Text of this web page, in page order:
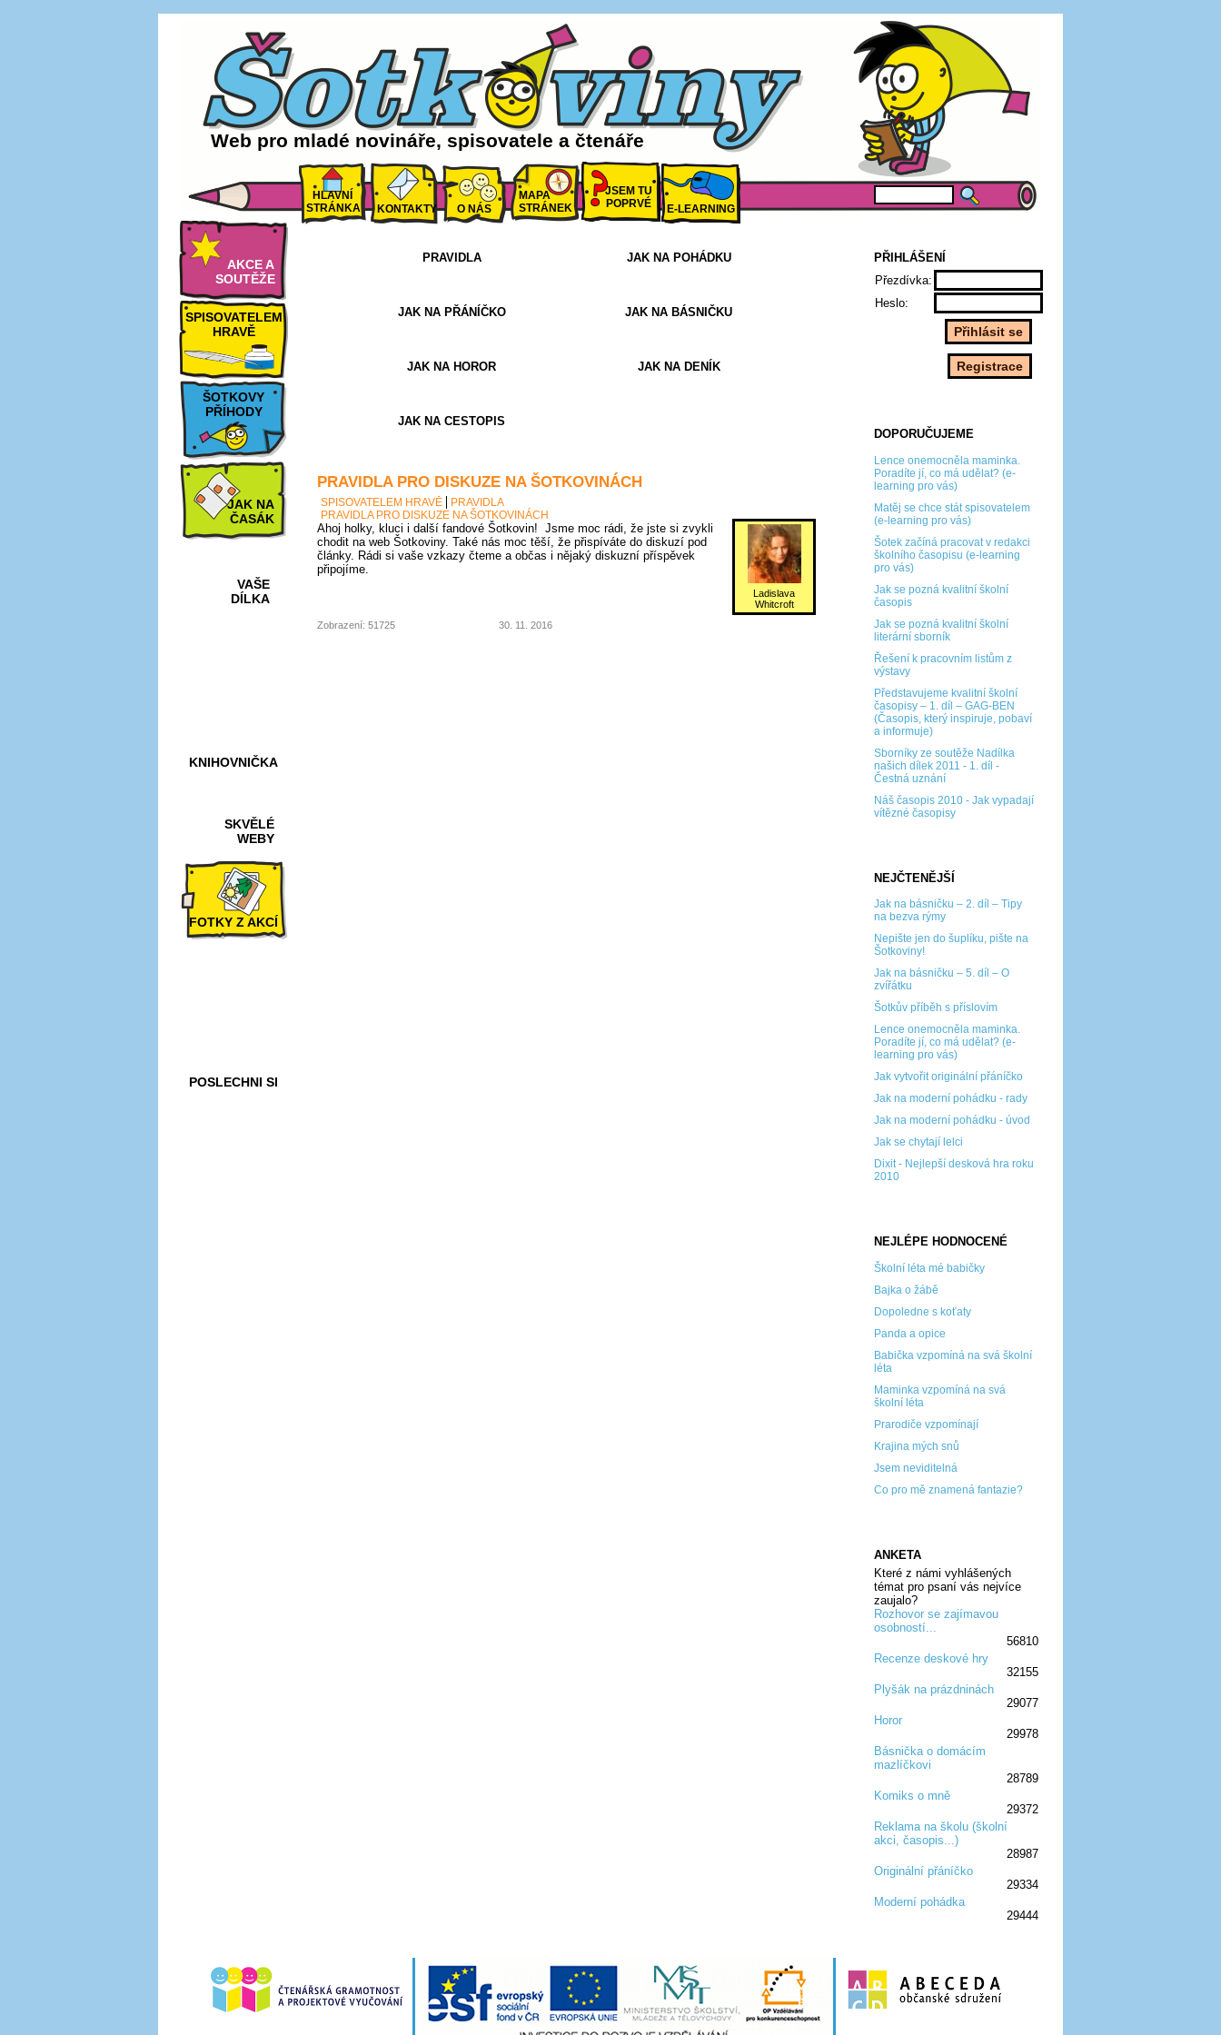
Web pro mladé novináře, spisovatele a čtenáře
HLAVNÍ
STRÁNKA
KONTAKTY O NÁS
MAPA
STRÁNEK
JSEM TU
POPRVÉ
E-LEARNING
AKCE A
SOUTĚŽE
SPISOVATELEM
HRAVĚ
ŠOTKOVY
PŘÍHODY
JAK NA
ČASÁK
VAŠE
DÍLKA
KNIHOVNIČKA
SKVĚLÉ
WEBY
FOTKY Z AKCÍ
POSLECHNI SI
PŘIHLÁŠENÍ
Přezdívka:
Heslo:
DOPORUČUJEME
Lence onemocněla maminka.
Poradíte jí, co má udělat? (e-
learning pro vás)
Matěj se chce stát spisovatelem
(e-learning pro vás)
Šotek začíná pracovat v redakci
školního časopisu (e-learning
pro vás)
Jak se pozná kvalitní školní
časopis
Jak se pozná kvalitní školní
literární sborník
Řešení k pracovním listům z
výstavy
Představujeme kvalitní školní
časopisy – 1. díl – GAG-BEN
(Časopis, který inspiruje, pobaví
a informuje)
Sborníky ze soutěže Nadílka
našich dílek 2011 - 1. díl -
Čestná uznání
Náš časopis 2010 - Jak vypadají
vítězné časopisy
NEJČTENĚJŠÍ
Jak na básničku – 2. díl – Tipy
na bezva rýmy
Nepište jen do šuplíku, pište na
Šotkoviny!
Jak na básničku – 5. díl – O
zvířátku
Šotkův příběh s příslovím
Lence onemocněla maminka.
Poradíte jí, co má udělat? (e-
learning pro vás)
Jak vytvořit originální přáníčko
Jak na moderní pohádku - rady
Jak na moderní pohádku - úvod
Jak se chytají lelci
Dixit - Nejlepší desková hra roku
2010
NEJLÉPE HODNOCENÉ
Školní léta mé babičky
Bajka o žábě
Dopoledne s koťaty
Panda a opice
Babička vzpomíná na svá školní
léta
Maminka vzpomíná na svá
školní léta
Prarodiče vzpomínají
Krajina mých snů
Jsem neviditelná
Co pro mě znamená fantazie?
ANKETA
Které z námi vyhlášených
témat pro psaní vás nejvíce
zaujalo?
Rozhovor se zajímavou
osobností...
56810
Recenze deskové hry
32155
Plyšák na prázdninách
29077
Horor
29978
Básnička o domácím
mazlíčkovi
28789
Komiks o mně
29372
:D
Reklama na školu (školní
akci, časopis...)
28987
Originální přáníčko
29334
Moderní pohádka
29444
PRAVIDLA JAK NA POHÁDKU
JAK NA PŘÁNÍČKO JAK NA BÁSNIČKU
JAK NA HOROR JAK NA DENÍK
JAK NA CESTOPIS
PRAVIDLA PRO DISKUZE NA ŠOTKOVINÁCH
SPISOVATELEM HRAVĚ
PRAVIDLA
PRAVIDLA PRO DISKUZE NA ŠOTKOVINÁCH
Ladislava
Whitcroft
Ahoj holky, kluci i další fandové Šotkovin! Jsme moc rádi, že jste si zvykli
chodit na web Šotkoviny. Také nás moc těší, že přispíváte do diskuzí pod
články. Rádi si vaše vzkazy čteme a občas i nějaký diskuzní příspěvek
připojíme.
Zobrazení: 51725 30. 11. 2016